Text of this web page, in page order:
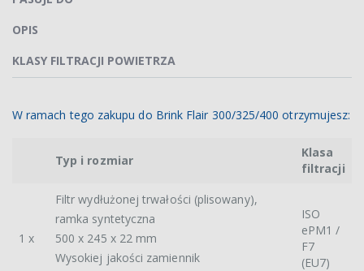
OPIS
KLASY FILTRACJI POWIETRZA
W ramach tego zakupu do Brink Flair 300/325/400 otrzymujesz:
Typ i rozmiar
Klasa
filtracji
1 x
Filtr wydłużonej trwałości (plisowany),
ramka syntetyczna
500 x 245 x 22 mm
Wysokiej jakości zamiennik
ISO
ePM1 /
F7
(EU7)